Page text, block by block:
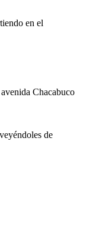
en el
Chacabuco
de